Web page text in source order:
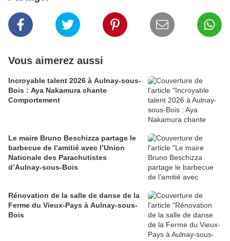
Vous aimerez aussi
Incroyable talent 2026 à Aulnay-sous-
Bois : Aya Nakamura chante
Comportement
Le maire Bruno Beschizza partage le
barbecue de l’amitié avec l’Union
Nationale des Parachutistes
d’Aulnay-sous-Bois
Rénovation de la salle de danse de la
Ferme du Vieux-Pays à Aulnay-sous-
Bois